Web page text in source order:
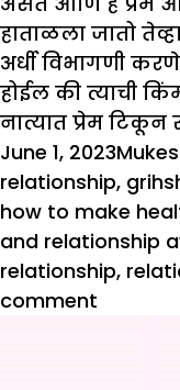
हाताळला जातो
अर्धी विभागणी
होईल की त्याची
नात्यात प्रेम टिकून
Posted
on
June 1, 2023
relationship,
how to make
and relationship
relationship,
comment